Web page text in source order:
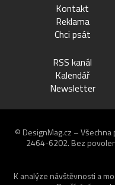
Kontakt
Reklama
Chci psát
RSS kanál
Kalendář
Newsletter
© DesignMag.cz –
2464-6202. Bez
K analýze návštěvnosti a